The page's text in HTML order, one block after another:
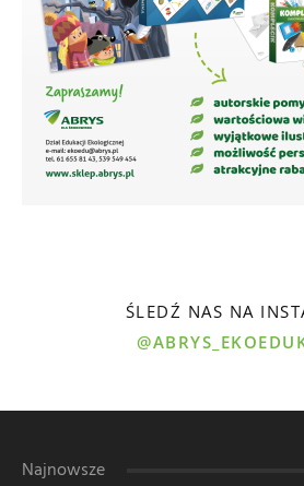
ŚLEDŹ NAS NA
Najnowsze